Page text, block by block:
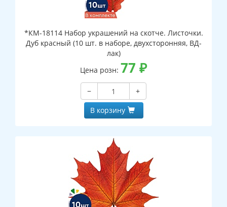
*КМ-18114 Набор украшений на скотче. Листочки.
Дуб красный (10 шт. в наборе, двухсторонняя, ВД-
лак)
Цена розн: 77 ₽
−
+
В корзину